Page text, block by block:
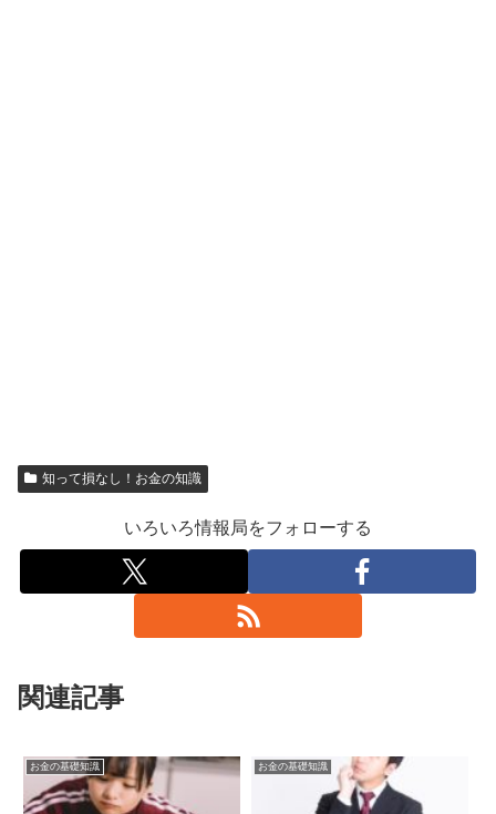
知って損なし！お金の知識
いろいろ情報局をフォローする
関連記事
お金の基礎知識 お金の基礎知識